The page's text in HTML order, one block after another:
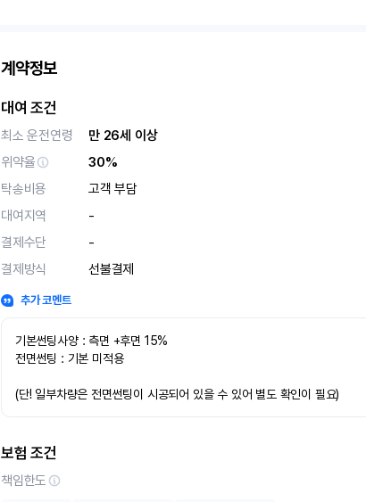
계약정보
대여 조건
최소 운전연령
만 26세 이상
위약율
30%
탁송비용
고객 부담
대여지역
-
결제수단
-
결제방식
선불결제
추가 코멘트
기본썬팅사양 : 측면 +후면 15%
전면썬팅 : 기본 미적용
(단! 일부차량은 전면썬팅이 시공되어 있을 수 있어 별도 확인이 필요)
보험 조건
책임한도